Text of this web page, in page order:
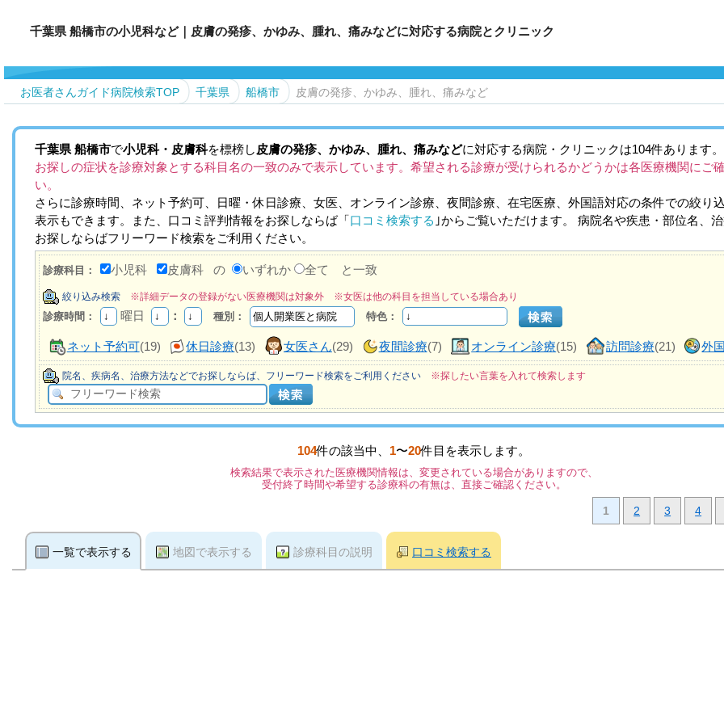
千葉県 船橋市の小児科など｜皮膚の発疹、かゆみ、腫れ、痛みなどに対応する病院とクリニック
お医者さんガイド病院検索TOP 千葉県 船橋市 皮膚の発疹、かゆみ、腫れ、痛みなど
千葉県 船橋市で小児科・皮膚科を標榜し 皮膚の発疹、かゆみ、腫れ、痛みなどに対応する病院・クリニックは104件あります。
お探しの症状を診療対象とする科目名の一致のみで表示しています。希望される診療が受けられるかどうかは各医療機関にご
い。
さらに診療時間、ネット予約可、日曜・休日診療、女医、オンライン診療、夜間診療、在宅医療、外国語対応の条件での絞り
表示もできます。また、口コミ評判情報をお探しならば「口コミ検索する ｣からご覧いただけます。 病院名や疾患・部位名、
お探しならばフリーワード検索をご利用ください。
診療科目： 小児科 皮膚科 の いずれか 全て と一致
絞り込み検索 ※詳細データの登録がない医療機関は対象外 ※女医は他の科目を担当している場合あり
診療時間： 曜日 ： 種別： 特色：
ネット予約可(19) 休日診療(13) 女医さん(29) 夜間診療(7) オンライン診療(15) 訪問診療(21) 外
院名、疾病名、治療方法などでお探しならば、フリーワード検索をご利用ください ※探したい言葉を入れて検索します
104件の該当中、 1〜20件目を表示します。
検索結果で表示された医療機関情報は、変更されている場合がありますので、
受付終了時間や希望する診療科の有無は、直接ご確認ください。
1 2 3 4
一覧で表示する 地図で表示する 診療科目の説明 口コミ検索する